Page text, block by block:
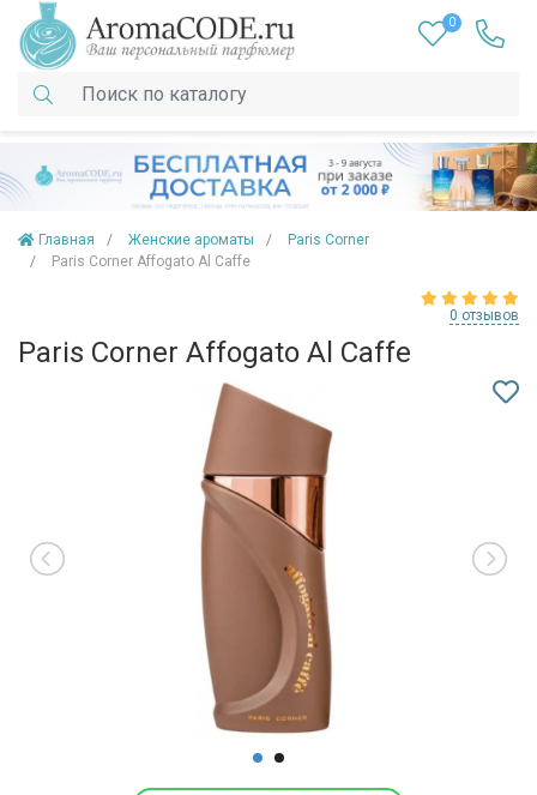
0
Главная Женские ароматы
Paris Corner
Paris Corner Affogato Al Caffe
0 отзывов
Paris Corner Affogato Al Caffe